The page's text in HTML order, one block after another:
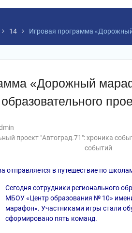
14 Игровая программа «Дорожный
«Дорожный
проект "Автоград.71": хроника
событий
отправляется в путешествие по
Сегодня сотрудники регионального
МБОУ «Центр образования № 10»
марафон». Участниками игры стали
сформировано пять команд.